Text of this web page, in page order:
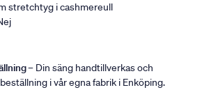
stretchtyg i cashmereull
– Din säng handtillverkas och
i vår egna fabrik i Enköping.